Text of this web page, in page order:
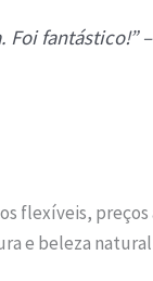
fantástico!”
flexíveis, preços
e beleza